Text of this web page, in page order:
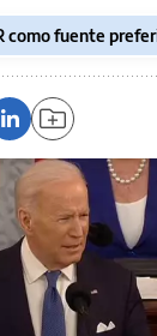
como fuente